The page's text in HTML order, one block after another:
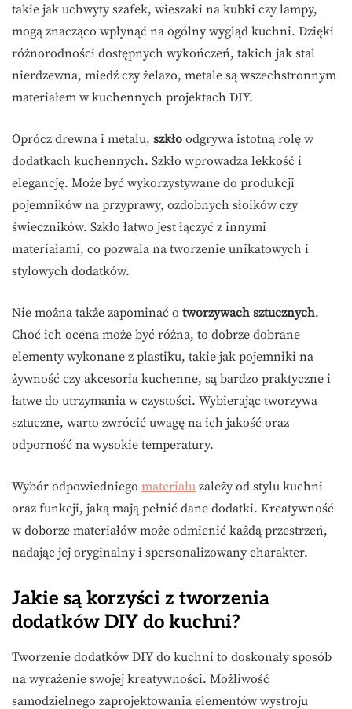
takie jak uchwyty szafek, wieszaki na kubki czy lampy,
mogą znacząco wpłynąć na ogólny wygląd kuchni. Dzięki
różnorodności dostępnych wykończeń, takich jak stal
nierdzewna, miedź czy żelazo, metale są wszechstronnym
materiałem w kuchennych projektach DIY.
Oprócz drewna i metalu, szkło odgrywa istotną rolę w
dodatkach kuchennych. Szkło wprowadza lekkość i
elegancję. Może być wykorzystywane do produkcji
pojemników na przyprawy, ozdobnych słoików czy
świeczników. Szkło łatwo jest łączyć z innymi
materiałami, co pozwala na tworzenie unikatowych i
stylowych dodatków.
Nie można także zapominać o tworzywach sztucznych.
Choć ich ocena może być różna, to dobrze dobrane
elementy wykonane z plastiku, takie jak pojemniki na
żywność czy akcesoria kuchenne, są bardzo praktyczne i
łatwe do utrzymania w czystości. Wybierając tworzywa
sztuczne, warto zwrócić uwagę na ich jakość oraz
odporność na wysokie temperatury.
Wybór odpowiedniego materiału zależy od stylu kuchni
oraz funkcji, jaką mają pełnić dane dodatki. Kreatywność
w doborze materiałów może odmienić każdą przestrzeń,
nadając jej oryginalny i spersonalizowany charakter.
Jakie są korzyści z tworzenia
dodatków DIY do kuchni?
Tworzenie dodatków DIY do kuchni to doskonały sposób
na wyrażenie swojej kreatywności. Możliwość
samodzielnego zaprojektowania elementów wystroju